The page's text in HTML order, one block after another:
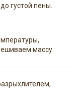
густой пены.
массу.